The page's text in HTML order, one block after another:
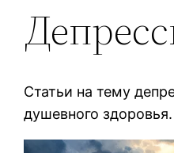
Статьи на тему
душевного здоровья.